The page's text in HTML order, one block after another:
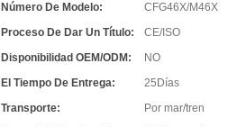
Número De Modelo:
CFG46X/M46X
Proceso De Dar Un Título:
CE/ISO
Disponibilidad OEM/ODM:
NO
El Tiempo De Entrega:
25Días
Transporte:
Por mar/tren